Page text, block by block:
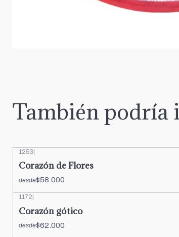
También podría
1253
Corazón de Flores
desde$58.000
1172
Corazón gótico
desde$62.000